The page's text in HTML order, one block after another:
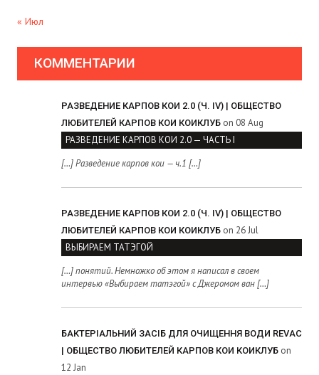
« Июл
КОММЕНТАРИИ
РАЗВЕДЕНИЕ КАРПОВ КОИ 2.0 (Ч. IV) | ОБЩЕСТВО
ЛЮБИТЕЛЕЙ КАРПОВ КОИ КОИКЛУБ on 08 Aug
РАЗВЕДЕНИЕ КАРПОВ КОИ 2.0 — ЧАСТЬ I
[…] Разведение карпов кои — ч.1 […]
РАЗВЕДЕНИЕ КАРПОВ КОИ 2.0 (Ч. IV) | ОБЩЕСТВО
ЛЮБИТЕЛЕЙ КАРПОВ КОИ КОИКЛУБ on 26 Jul
ВЫБИРАЕМ ТАТЭГОЙ
[…] понятий. Немножко об этом я написал в своем
интервью «Выбираем татэгой» с Джеромом ван […]
БАКТЕРІАЛЬНИЙ ЗАСІБ ДЛЯ ОЧИЩЕННЯ ВОДИ REVAC
| ОБЩЕСТВО ЛЮБИТЕЛЕЙ КАРПОВ КОИ КОИКЛУБ on
12 Jan